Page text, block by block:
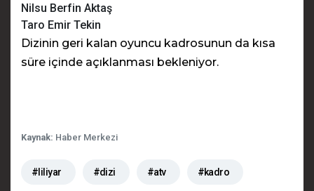
Nilsu Berfin Aktaş
Taro Emir Tekin
Dizinin geri kalan oyuncu kadrosunun da kısa
süre içinde açıklanması bekleniyor.
Kaynak: Haber Merkezi
#liliyar #dizi #atv #kadro